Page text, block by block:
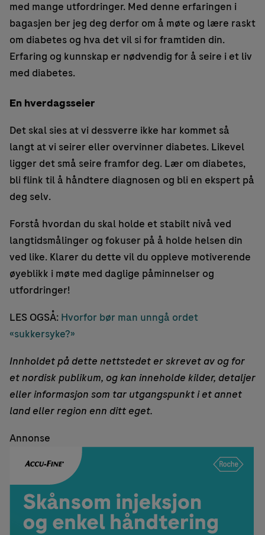
med mange utfordringer. Med denne erfaringen i
bagasjen ber jeg deg derfor om å møte og lære raskt
om diabetes og hva det vil si for framtiden din.
Erfaring og kunnskap er nødvendig for å seire i et liv
med diabetes.
En hverdagsseier
Det skal sies at vi dessverre ikke har kommet så
langt at vi seirer eller overvinner diabetes. Likevel
ligger det små seire framfor deg. Lær om diabetes,
bli flink til å håndtere diagnosen og bli en ekspert på
deg selv.
Forstå hvordan du skal holde et stabilt nivå ved
langtidsmålinger og fokuser på å holde helsen din
ved like. Klarer du dette vil du oppleve motiverende
øyeblikk i møte med daglige påminnelser og
utfordringer!
LES OGSÅ: Hvorfor bør man unngå ordet
«sukkersyke?»
Innholdet på dette nettstedet er skrevet av og for
et nordisk publikum, og kan inneholde kilder, detaljer
eller informasjon som tar utgangspunkt i et annet
land eller region enn ditt eget.
Annonse